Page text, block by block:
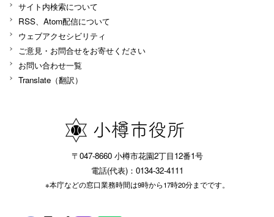
サイト内検索について
RSS、Atom配信について
ウェブアクセシビリティ
ご意見・お問合せをお寄せください
お問い合わせ一覧
Translate（翻訳）
〒047-8660 小樽市花園2丁目12番1号
電話(代表)：0134-32-4111
※本庁などの窓口業務時間は9時から17時20分までです。